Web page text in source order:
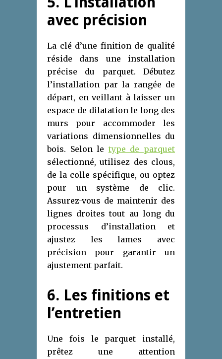
avec précision
La clé d’une finition de qualité
réside dans une installation
précise du parquet. Débutez
l’installation par la rangée de
départ, en veillant à laisser un
espace de dilatation le long des
murs pour accommoder les
variations dimensionnelles du
bois. Selon le type de parquet
sélectionné, utilisez des clous,
de la colle spécifique, ou optez
pour un système de clic.
Assurez-vous de maintenir des
lignes droites tout au long du
processus d’installation et
ajustez les lames avec
précision pour garantir un
ajustement parfait.
6. Les finitions et
l’entretien
Une fois le parquet installé,
prêtez une attention